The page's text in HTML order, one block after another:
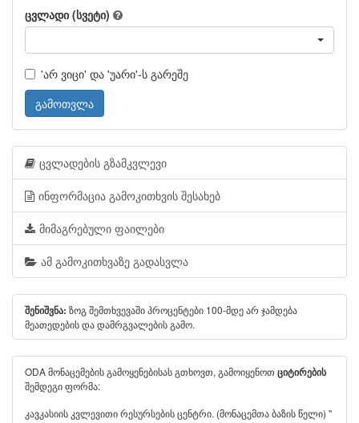
ცვლადი (სვეტი)
'არ ვიცი' და 'უარი'-ს გარეშე
გამოთვლა
ცვლადების გზამკვლევი
ინფორმაცია გამოკითხვის შესახებ
მიმაგრებული ფაილები
ამ გამოკითხვაზე გადასვლა
შენიშვნა: ზოგ შემთხვევაში პროცენტები 100-მდე არ ჯამდება
მეათედების და დამრგვალების გამო.
ODA მონაცემების გამოყენებისას გთხოვთ, გამოიყენოთ ციტირების
შემდეგი ფორმა:
კავკასიის კვლევითი რესურსების ცენტრი. (მონაცემთა ბაზის წელი) "